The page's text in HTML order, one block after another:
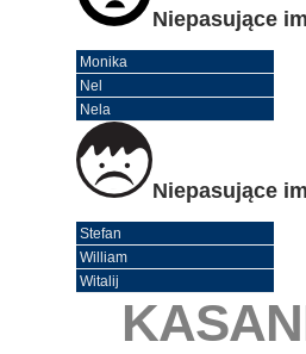
Niepasujące
Monika
Nel
Nela
Niepasujące
Stefan
William
Witalij